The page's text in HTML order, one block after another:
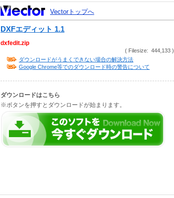
Vectorトップへ
DXFエディット 1.1
dxfedit.zip
( Filesize: 444,133 )
ダウンロードがうまくできない場合の解決方法
Google Chrome等でのダウンロード時の警告について
ダウンロードはこちら
※ボタンを押すとダウンロードが始まります。